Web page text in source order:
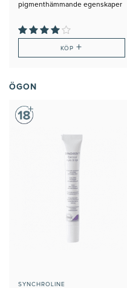
pigmenthämmande egenskaper
KÖP+
ÖGON
SYNCHROLINE